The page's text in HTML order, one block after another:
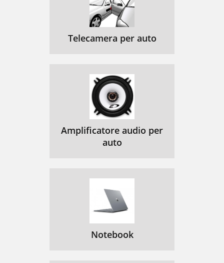
Telecamera per auto
Amplificatore audio per
auto
Notebook